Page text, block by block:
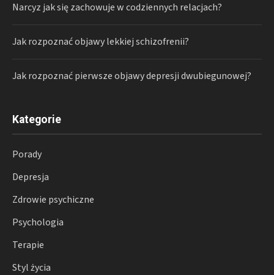
Narcyz jak się zachowuje w codziennych relacjach?
Jak rozpoznać objawy lekkiej schizofrenii?
Jak rozpoznać pierwsze objawy depresji dwubiegunowej?
Kategorie
Porady
Depresja
Zdrowie psychiczne
Psychologia
Terapie
Styl życia